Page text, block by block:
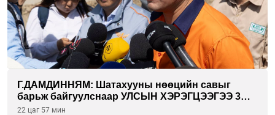
Г.ДАМДИННЯМ: Шатахууны нөөцийн савыг
барьж байгуулснаар УЛСЫН ХЭРЭГЦЭЭГЭЭ 3
САРААР НӨӨЦЛӨДӨГ болно
22 цаг 57 мин